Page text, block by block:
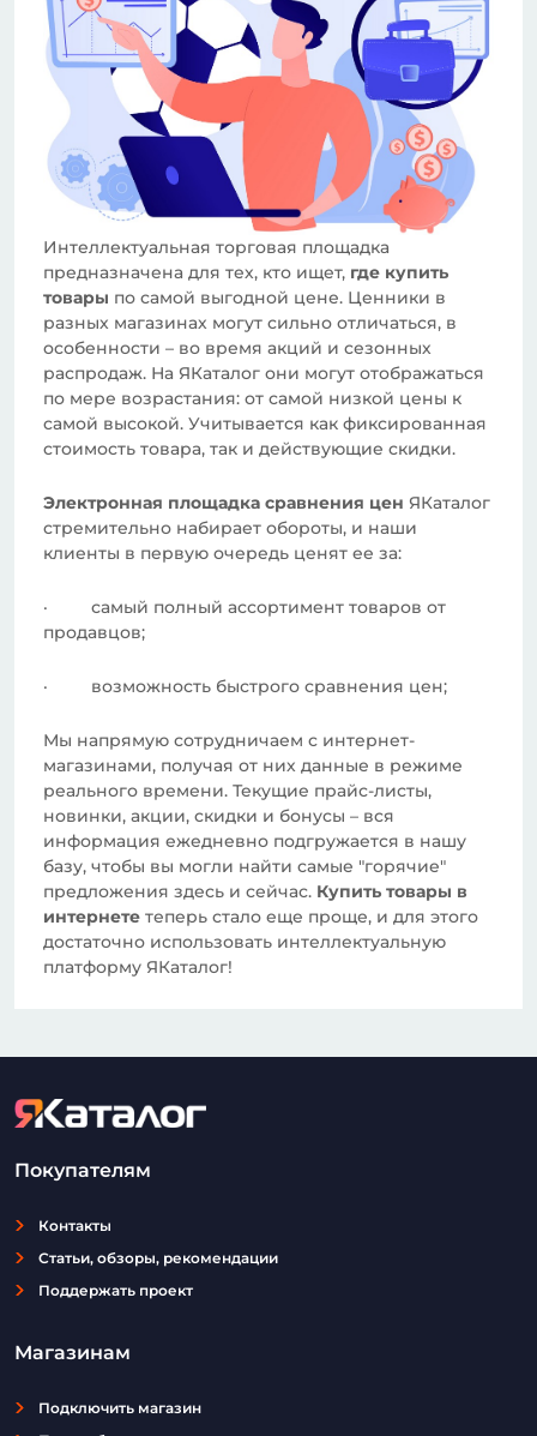
Интеллектуальная торговая площадка
предназначена для тех, кто ищет, где купить
товары по самой выгодной цене. Ценники в
разных магазинах могут сильно отличаться, в
особенности – во время акций и сезонных
распродаж. На ЯКаталог они могут отображаться
по мере возрастания: от самой низкой цены к
самой высокой. Учитывается как фиксированная
стоимость товара, так и действующие скидки.
Электронная площадка сравнения цен ЯКаталог
стремительно набирает обороты, и наши
клиенты в первую очередь ценят ее за:
· самый полный ассортимент товаров от
продавцов;
· возможность быстрого сравнения цен;
Мы напрямую сотрудничаем с интернет-
магазинами, получая от них данные в режиме
реального времени. Текущие прайс-листы,
новинки, акции, скидки и бонусы – вся
информация ежедневно подгружается в нашу
базу, чтобы вы могли найти самые "горячие"
предложения здесь и сейчас. Купить товары в
интернете теперь стало еще проще, и для этого
достаточно использовать интеллектуальную
платформу ЯКаталог!
Покупателям
Контакты
Статьи, обзоры, рекомендации
Поддержать проект
Магазинам
Подключить магазин